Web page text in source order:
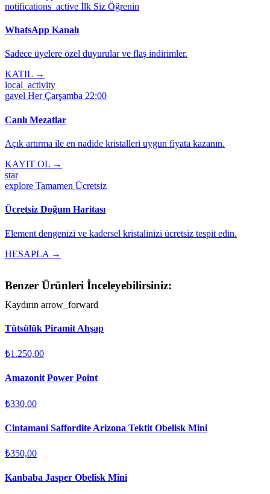
notifications_active İlk Siz Öğrenin
WhatsApp Kanalı
Sadece üyelere özel duyurular ve flaş indirimler.
KATIL →
local_activity
gavel Her Çarşamba 22:00
Canlı Mezatlar
Açık artırma ile en nadide kristalleri uygun fiyata kazanın.
KAYIT OL →
star
explore Tamamen Ücretsiz
Ücretsiz Doğum Haritası
Element dengenizi ve kadersel kristalinizi ücretsiz tespit edin.
HESAPLA →
Benzer Ürünleri İnceleyebilirsiniz:
Kaydırın arrow_forward
Tütsülük Piramit Ahşap
₺1.250,00
Amazonit Power Point
₺330,00
Cintamani Saffordite Arizona Tektit Obelisk Mini
₺350,00
Kanbaba Jasper Obelisk Mini